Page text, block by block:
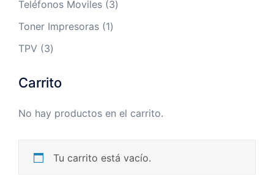
Teléfonos Moviles 33
Toner Impresoras 11
TPV 33
Carrito
No hay productos en el carrito.
Tu carrito está vacío.